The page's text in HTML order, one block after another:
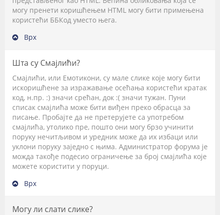
могу пренети коришћењем HTML могу бити примењена
користећи ББКод уместо њега.
Врх
Шта су Смајлићи?
Смајлићи, или Емотикони, су мале слике које могу бити
искоришћене за изражавање осећања користећи кратак
код, н.пр. :) значи срећан, док :( значи тужан. Пуни
списак смајлића може бити виђен преко обрасца за
писање. Пробајте да не претерујете са употребом
смајлића, утолико пре, пошто они могу брзо учинити
поруку нечитљивом и уредник може да их избаци или
уклони поруку заједно с њима. Администратор форума је
можда такође подесио ограничење за број смајлића које
можете користити у поруци.
Врх
Могу ли слати слике?